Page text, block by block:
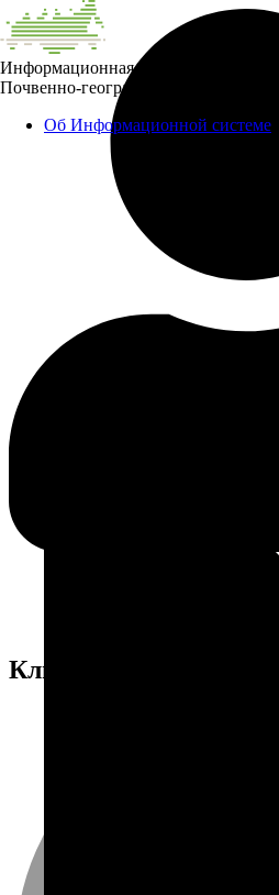
Информационная система
Почвенно-географическая база
Об Информационной системе
Атлас почв
Климат. Атмосферный